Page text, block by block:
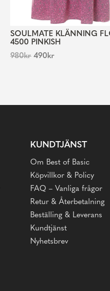
SOULMATE KLÄNNING
4500 PINKISH
980kr 490kr
KUNDTJÄNST
Om Best of Basic
Köpvillkor & Policy
FAQ – Vanliga frågor
Retur & Återbetalning
Beställing & Leverans
Kundtjänst
Nyhetsbrev